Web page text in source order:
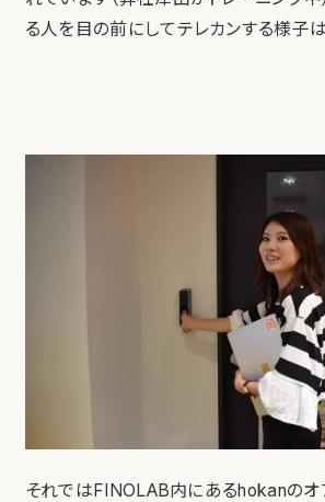
る人を目の前にしてテレカンする様子
それではFINOLAB内にあるhokanのオ